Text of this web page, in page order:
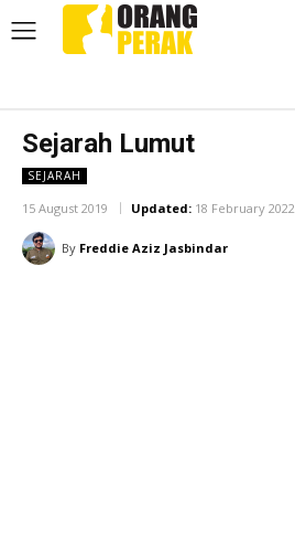
Sejarah Lumut
SEJARAH
15 August 2019 Updated: 18 February 2022
By Freddie Aziz Jasbindar